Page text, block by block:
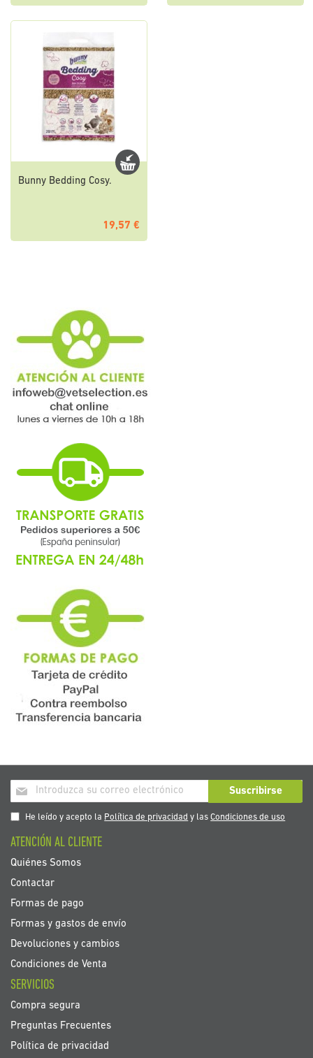
Bunny Bedding Cosy.
19,57 €
Inscríbase
a
nuestro
de
noticias:
Suscribirse
He leído y acepto la Política de privacidad y lasCondiciones de uso
ATENCIÓN AL CLIENTE
Quiénes Somos
Contactar
Formas de pago
Formas y gastos de envío
Devoluciones y cambios
Condiciones de Venta
SERVICIOS
Compra segura
Preguntas Frecuentes
Política de privacidad